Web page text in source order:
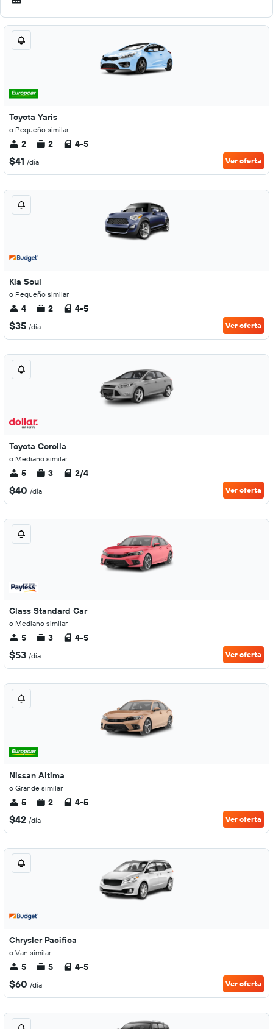
Toyota Yaris
o Pequeño similar
2 2 4-5
$41 /día Ver oferta
Kia Soul
o Pequeño similar
4 2 4-5
$35 /día Ver oferta
Toyota Corolla
o Mediano similar
5 3 2/4
$40 /día Ver oferta
Class Standard Car
o Mediano similar
5 3 4-5
$53 /día Ver oferta
Nissan Altima
o Grande similar
5 2 4-5
$42 /día Ver oferta
Chrysler Pacifica
o Van similar
5 5 4-5
$60 /día Ver oferta